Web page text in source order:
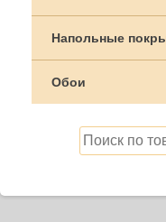
Напольные
Обои
Искать: